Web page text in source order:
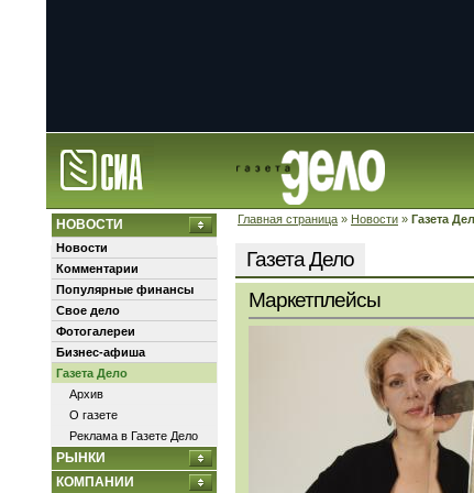
Главная страница » Новости » Газета
НОВОСТИ
Новости
Комментарии
Популярные финансы
Свое дело
Фотогалереи
Бизнес-афиша
Газета Дело
Архив
О газете
Реклама в Газете Дело
РЫНКИ
КОМПАНИИ
Газета Дело
Маркетплейсы